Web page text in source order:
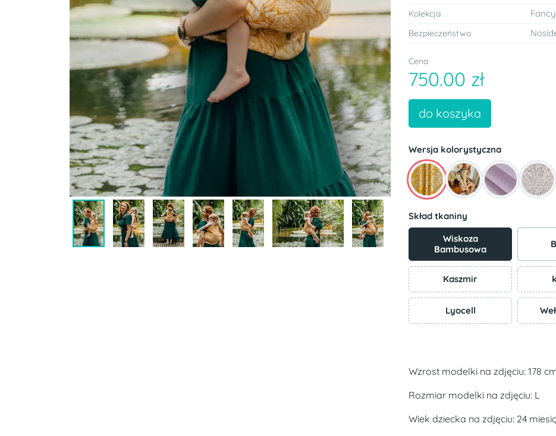
Kolekcja Fancy
Bezpieczeństwo
Cena
750.00 zł
do koszyka
Wersja kolorystyczna
Skład tkaniny
Wiskoza
Bambusowa
Kaszmir
Lyocell
Wzrost modelki na zdjęciu: 178
Rozmiar modelki na zdjęciu: L
Wiek dziecka na zdjęciu: 24